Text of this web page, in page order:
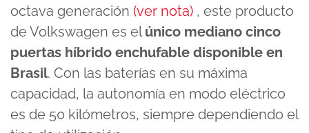
octava generación (ver nota) , este producto
de Volkswagen es elúnico mediano cinco
puertas híbrido enchufable disponible en
Brasil. Con las baterías en su máxima
capacidad, la autonomía en modo eléctrico
es de 50 kilómetros, siempre dependiendo el